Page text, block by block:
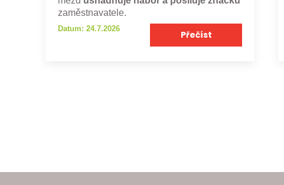
zaměstnavatele.
Datum: 24.7.2026
Přečíst